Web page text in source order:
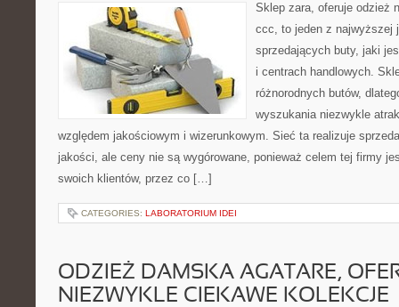
Sklep zara, oferuje odzież
ccc, to jeden z najwyższej
sprzedających buty, jaki
i centrach handlowych.
różnorodnych butów,
wyszukania niezwykle
względem jakościowym i wizerunkowym. Sieć ta realizuje
jakości, ale ceny nie są wygórowane, ponieważ celem tej firmy
swoich klientów, przez co […]
CATEGORIES: LABORATORIUM IDEI
ODZIEŻ DAMSKA AGATARE,
NIEZWYKLE CIEKAWE KOLEKCJE